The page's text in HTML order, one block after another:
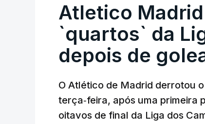
Atletico
`quartos` da
depois de
O Atlético de Madrid derrotou
terça‑feira, após uma primeira
oitavos de final da Liga dos